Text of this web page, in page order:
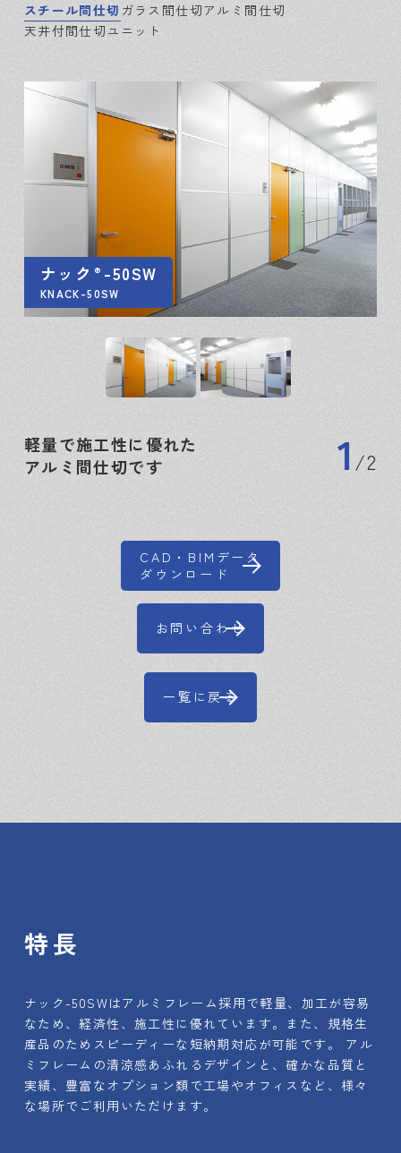
スチール間仕切 ガラス間仕切アルミ間仕切
天井付間仕切ユニット
ナック ® -50SW
KNACK-50SW
軽量で施工性に優れた
アルミ間仕切です
1 2
CAD・BIMデータ
ダウンロード
お問い合わせ
一覧に戻る
特長
ナック-50SWはアルミフレーム採用で軽量、加工が容易
なため、経済性、施工性に優れています。また、規格生
産品のためスピーディーな短納期対応が可能です。 アル
ミフレームの清涼感あふれるデザインと、確かな品質と
実績、豊富なオプション類で工場やオフィスなど、様々
な場所でご利用いただけます。